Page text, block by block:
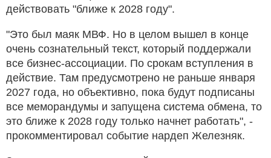
действовать "ближе к 2028 году".
"Это был маяк МВФ. Но в целом вышел в конце
очень сознательный текст, который поддержали
все бизнес-ассоциации. По срокам вступления в
действие. Там предусмотрено не раньше января
2027 года, но объективно, пока будут подписаны
все меморандумы и запущена система обмена, то
это ближе к 2028 году только начнет работать", -
прокомментировал событие нардеп Железняк.